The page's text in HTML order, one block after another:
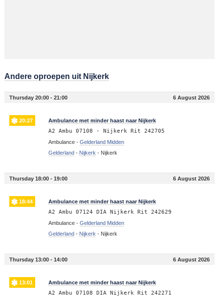
Andere oproepen uit Nijkerk
Thursday 20:00 - 21:00 6 August 2026
20:27 Ambulance met minder haast naar Nijkerk
A2 Ambu 07108 - Nijkerk Rit 242705
Ambulance - Gelderland Midden
Gelderland- Nijkerk - Nijkerk
Thursday 18:00 - 19:00 6 August 2026
18:44 Ambulance met minder haast naar Nijkerk
A2 Ambu 07124 DIA Nijkerk Rit 242629
Ambulance - Gelderland Midden
Gelderland- Nijkerk - Nijkerk
Thursday 13:00 - 14:00 6 August 2026
13:01 Ambulance met minder haast naar Nijkerk
A2 Ambu 07108 DIA Nijkerk Rit 242271